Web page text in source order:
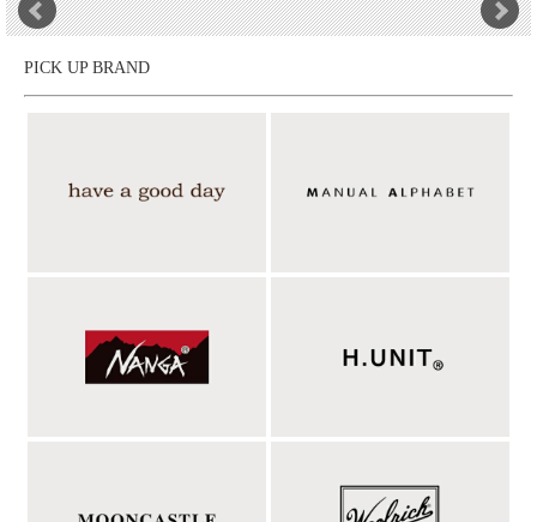
REPRODUCTION OF FOUND(リプロダクション
オブファウンド)
ューズを生産していた各国のファクトリーで、ひとつひとつ丁寧
PICK UP BRAND